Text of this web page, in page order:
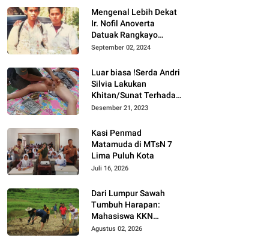
Mengenal Lebih Dekat
Ir. Nofil Anoverta
Datuak Rangkayo
Batuah Cawako
September 02, 2024
Luar biasa !Serda Andri
Silvia Lakukan
Khitan/Sunat Terhadap
Anak Warga Binaannya
Desember 21, 2023
Kasi Penmad
Matamuda di MTsN 7
Lima Puluh Kota
Juli 16, 2026
Dari Lumpur Sawah
Tumbuh Harapan:
Mahasiswa KKN
Universitas Andalas
Agustus 02, 2026